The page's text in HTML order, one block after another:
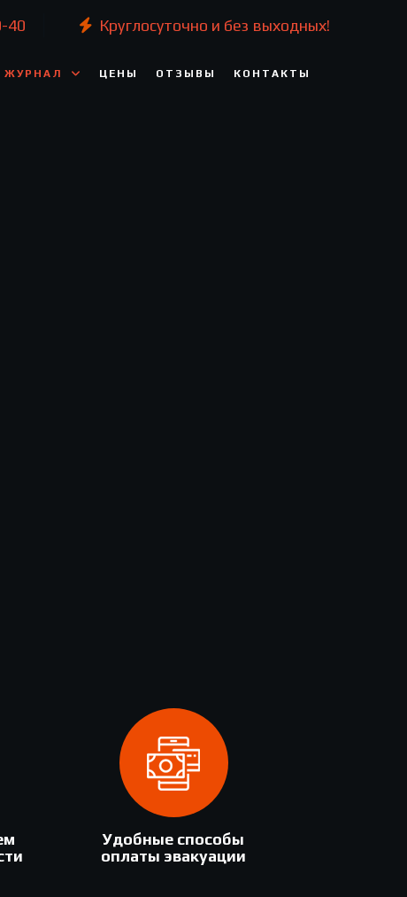
40 Круглосуточно и без выходных!
ЖУРНАЛ ЦЕНЫ ОТЗЫВЫ КОНТАКТЫ
Удобные способы
оплаты эвакуации